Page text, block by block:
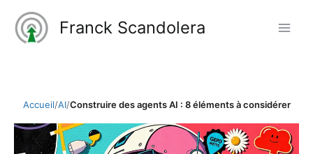
contenu
Franck Scandolera
Accueil/AI/Construire des agents AI : 8 éléments à considérer